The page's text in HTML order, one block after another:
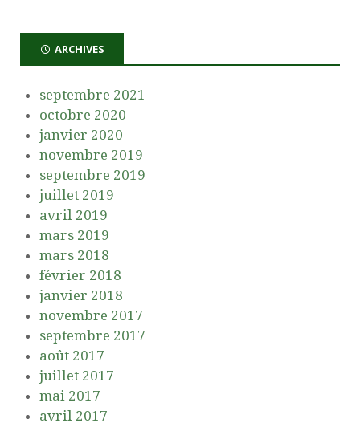
ARCHIVES
septembre 2021
octobre 2020
janvier 2020
novembre 2019
septembre 2019
juillet 2019
avril 2019
mars 2019
mars 2018
février 2018
janvier 2018
novembre 2017
septembre 2017
août 2017
juillet 2017
mai 2017
avril 2017